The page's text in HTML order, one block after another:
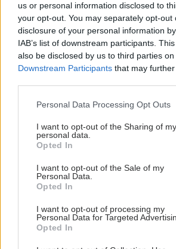
us or personal information disclosed to
your opt-out. You may separately opt-out
disclosure of your personal information
IAB’s list of downstream participants.
also be disclosed by us to third parties on
Downstream Participants that may
Please note that this website/app uses
not limited to your visit or usage
grant or deny consent to Google and its
use your data for below specified
consent section.
Personal Data Processing Opt Outs
I want to opt-out of the Sharing of my
personal data.
Opted In
I want to opt-out of the Sale of my
Personal Data.
Opted In
I want to opt-out of processing my
Personal Data for Targeted
Opted In
ΔΙΑΒΑΣΤΕ ΑΚΟΜΑ
τρώτε